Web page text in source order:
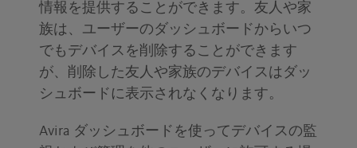
情報を提供することができます。友人や家
族は、ユーザーのダッシュボードからいつ
でもデバイスを削除することができます
が、削除した友人や家族のデバイスはダッ
シュボードに表示されなくなります。
Avira ダッシュボードを使ってデバイスの監